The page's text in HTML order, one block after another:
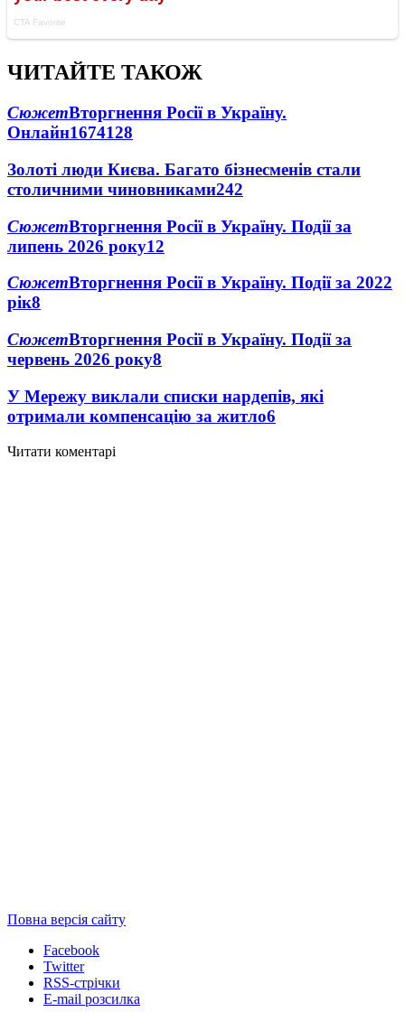
ЧИТАЙТЕ ТАКОЖ
СюжетВторгнення Росії в Україну.
Онлайн1674128
Золоті люди Києва. Багато бізнесменів стали
столичними чиновниками242
СюжетВторгнення Росії в Україну. Події за
липень 2026 року12
СюжетВторгнення Росії в Україну. Події за 2022
рік8
СюжетВторгнення Росії в Україну. Події за
червень 2026 року8
У Мережу виклали списки нардепів, які
отримали компенсацію за житло6
Читати коментарі
Повна версія сайту
Facebook
Twitter
RSS-стрічки
E-mail розсилка